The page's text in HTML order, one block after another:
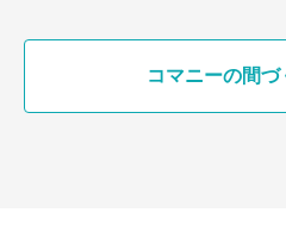
コマニーの間づ